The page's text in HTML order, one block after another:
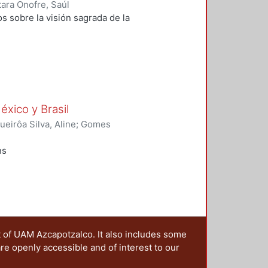
del Centro Patrimonio
Cultura (UNESCO), para lo
nos estimulan a ponderar la
de la antigua
de las dos culturas, un
colectivo.
Onofre, Saúl
sobre la visión sagrada de la
y Brasil
Silva, Aline; Gomes
Félix Alfonso
dos
de 1930 e que
UAM Azcapotzalco. It also includes some
openly accessible and of interest to our